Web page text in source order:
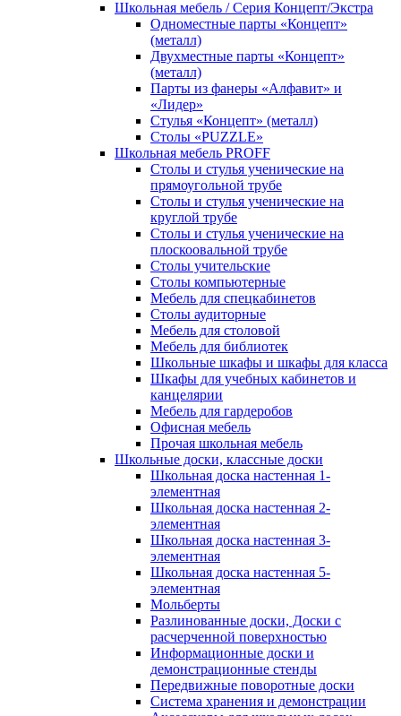
Школьная мебель / Серия Концепт/Экстра
Одноместные парты «Концепт»
(металл)
Двухместные парты «Концепт»
(металл)
Парты из фанеры «Алфавит» и
«Лидер»
Стулья «Концепт» (металл)
Столы «PUZZLE»
Школьная мебель PROFF
Столы и стулья ученические на
прямоугольной трубе
Столы и стулья ученические на
круглой трубе
Столы и стулья ученические на
плоскоовальной трубе
Столы учительские
Столы компьютерные
Мебель для спецкабинетов
Столы аудиторные
Мебель для столовой
Мебель для библиотек
Школьные шкафы и шкафы для класса
Шкафы для учебных кабинетов и
канцелярии
Мебель для гардеробов
Офисная мебель
Прочая школьная мебель
Школьные доски, классные доски
Школьная доска настенная 1-
элементная
Школьная доска настенная 2-
элементная
Школьная доска настенная 3-
элементная
Школьная доска настенная 5-
элементная
Мольберты
Разлинованные доски, Доски с
расчерченной поверхностью
Информационные доски и
демонстрационные стенды
Передвижные поворотные доски
Система хранения и демонстрации